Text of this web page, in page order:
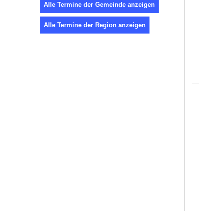
Alle Termine der Gemeinde anzeigen
Alle Termine der Region anzeigen